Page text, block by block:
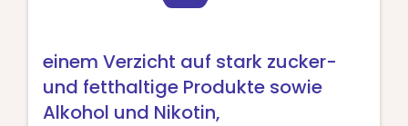
einem Verzicht auf stark zucker-
und fetthaltige Produkte sowie
Alkohol und Nikotin,